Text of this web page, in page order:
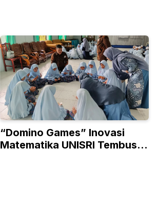
“Domino Games” Inovasi
Matematika UNISRI Tembus